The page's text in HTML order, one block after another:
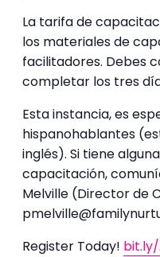
La tarifa de
los materiales de
facilitadores. Debes
completar los tres
Esta instancia, es
hispanohablantes
inglés). Si tiene
capacitación,
Melville (Director de
Register Today!